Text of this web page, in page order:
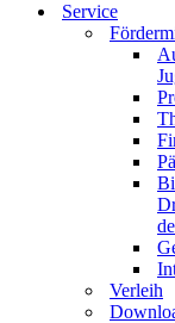
Service
Verleih